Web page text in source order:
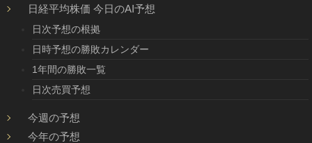
日経平均株価 今日のAI予想
日次予想の根拠
日時予想の勝敗カレンダー
1年間の勝敗一覧
日次売買予想
今週の予想
今年の予想